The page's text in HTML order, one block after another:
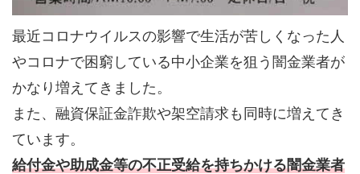
最近コロナウイルスの影響で生活が苦しくなった人
やコロナで困窮している中小企業を狙う闇金業者が
かなり増えてきました。
また、融資保証金詐欺や架空請求も同時に増えてき
ています。
給付金や助成金等の不正受給を持ちかける闇金業者